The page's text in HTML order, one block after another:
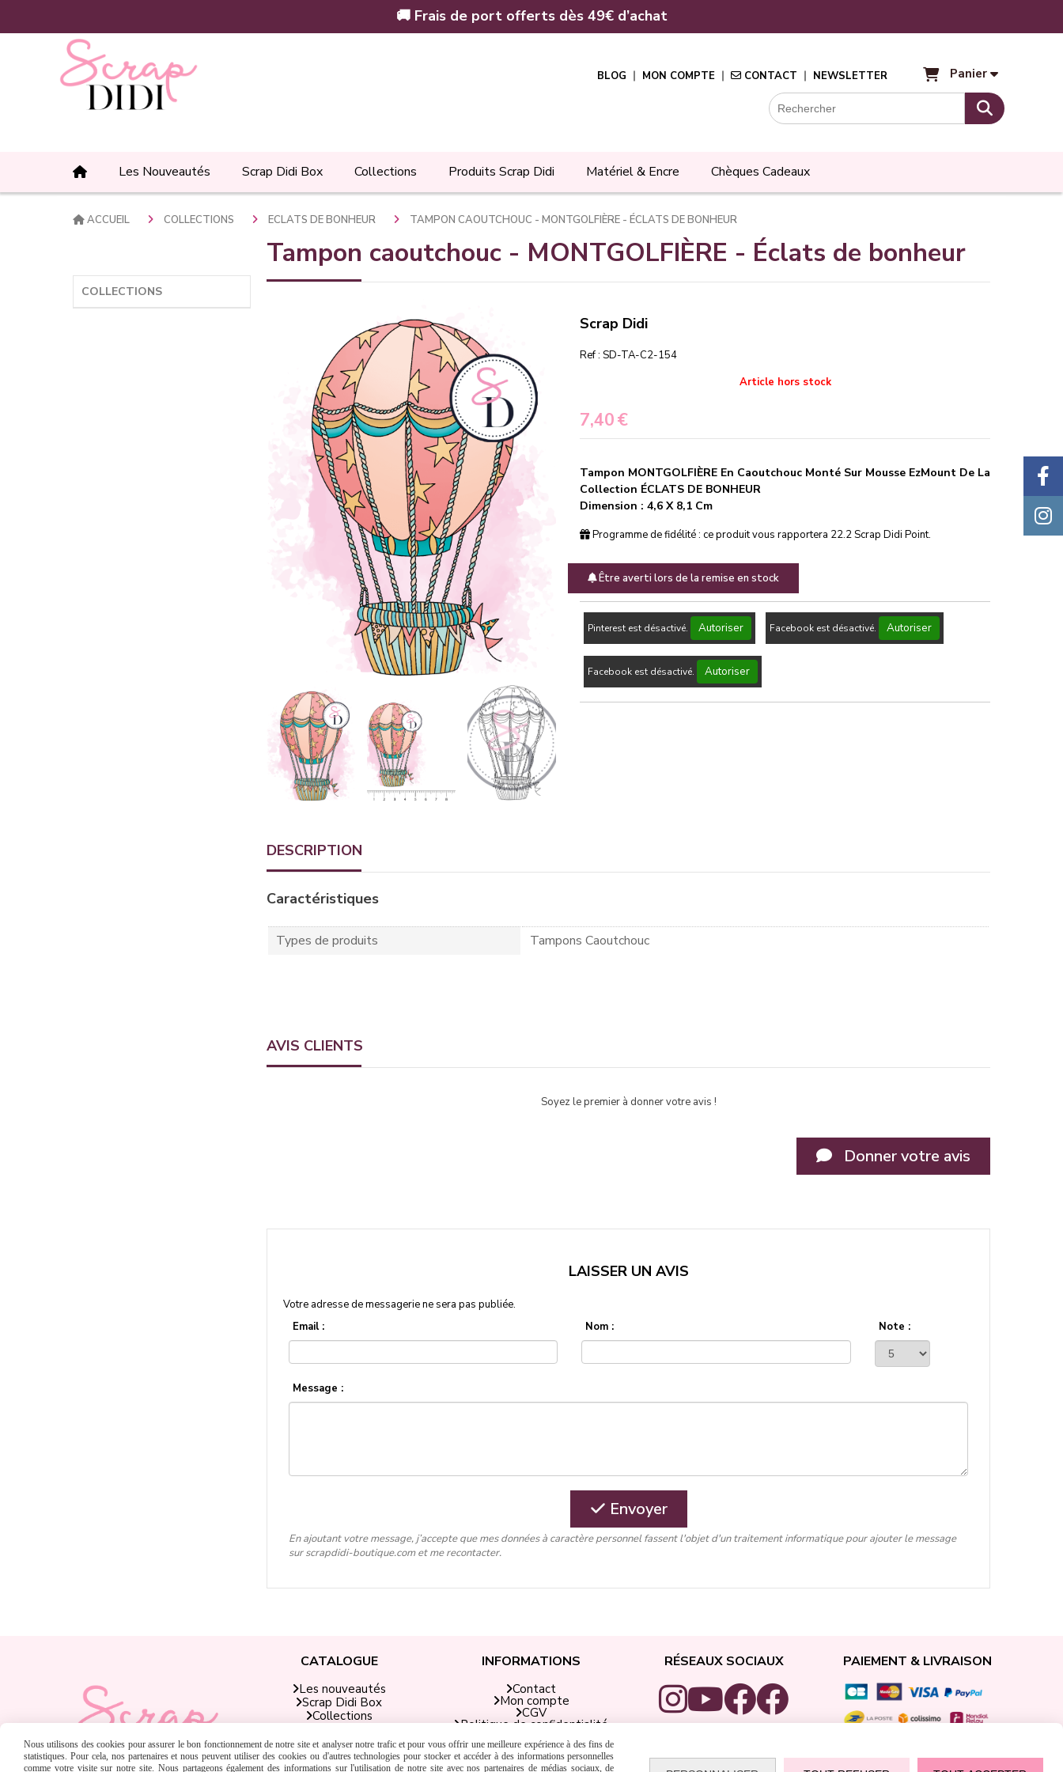
🚚 Frais de port offerts dès 49€ d’achat
BLOG MON COMPTE CONTACT NEWSLETTER Panier
Les Nouveautés Scrap Didi Box Collections Produits Scrap Didi Matériel & Encre Chèques Cadeaux
COLLECTIONS
ACCUEIL COLLECTIONS ECLATS DE BONHEUR TAMPON CAOUTCHOUC - MONTGOLFIÈRE - ÉCLATS DE BONHEUR
Tampon caoutchouc - MONTGOLFIÈRE - Éclats de bonheur
Scrap Didi
Ref : SD-TA-C2-154
7,40€
Article hors stock
Tampon MONTGOLFIÈRE En Caoutchouc Monté Sur Mousse EzMount De La
Collection ÉCLATS DE BONHEUR
Dimension : 4,6 X 8,1 Cm
Programme de fidélité : ce produit vous rapportera 22.2Scrap Didi Point.
Être averti lors de la remise en stock
Pinterest est désactivé. Autoriser Facebook est désactivé. Autoriser
Facebook est désactivé. Autoriser
DESCRIPTION
Caractéristiques
Types de produits Tampons Caoutchouc
AVIS CLIENTS
Soyez le premier à donner votre avis !
Donner votre avis
LAISSER UN AVIS
Votre adresse de messagerie ne sera pas publiée.
Email :
Nom : Note :
Message :
Envoyer
En ajoutant votre message, j’accepte que mes données à caractère personnel fassent l'objet d'un traitement informatique pour ajouter le message
sur scrapdidi-boutique.com et me recontacter.
CATALOGUE
Les nouveautés
Scrap Didi Box
Collections
Matériel & Encre
Chèques Cadeaux
INFORMATIONS
Contact
Mon compte
CGV
Politique de confidentialité
Tarifs de livraison
RÉSEAUX SOCIAUX PAIEMENT & LIVRAISON
Nous utilisons des cookies pour assurer le bon fonctionnement de notre site et analyser notre trafic et pour vous offrir une meilleure expérience à des fins de
statistiques. Pour cela, nos partenaires et nous peuvent utiliser des cookies ou d'autres technologies pour stocker et accéder à des informations personnelles
comme votre visite sur notre site. Nous partageons également des informations sur l'utilisation de notre site avec nos partenaires de médias sociaux, de